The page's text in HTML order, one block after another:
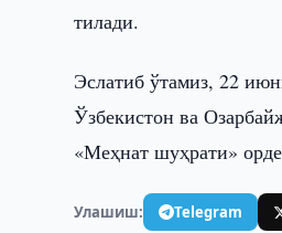
тилади.
Эслатиб ўтамиз, 22
Ўзбекистон ва
«Меҳнат шуҳрати»
Улашиш: Telegram